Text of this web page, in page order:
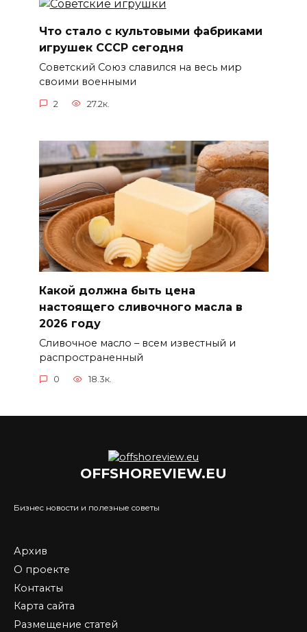
Что стало с культовыми фабриками
игрушек СССР сегодня
Советский Союз славился на весь мир
своими военными
2 27.2к.
Какой должна быть цена
настоящего сливочного масла в
2026 году
Сливочное масло – всем известный и
распространенный
0 18.3к.
OFFSHOREVIEW.EU
Бизнес новости и полезные советы
Архив
О проекте
Контакты
Карта сайта
Размещение статей